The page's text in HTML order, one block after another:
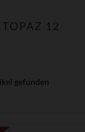
12
gefunden